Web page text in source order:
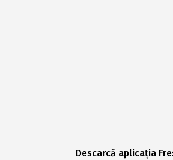
Descarcă aplicația